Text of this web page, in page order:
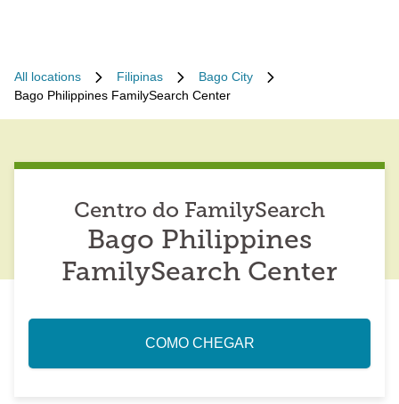
All locations Filipinas
Bago City
Bago Philippines FamilySearch Center
Centro do FamilySearch
Bago Philippines
FamilySearch Center
COMO CHEGAR